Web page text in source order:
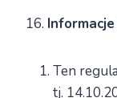
16.
Ten
tj.